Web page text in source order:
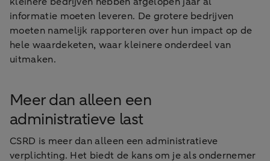
informatie moeten leveren. De grotere bedrijven
moeten namelijk rapporteren over hun impact op de
hele waardeketen, waar kleinere onderdeel van
uitmaken.
Meer dan alleen een
administratieve last
CSRD is meer dan alleen een administratieve
verplichting. Het biedt de kans om je als ondernemer